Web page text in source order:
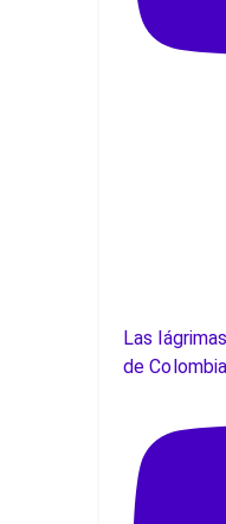
Las
de